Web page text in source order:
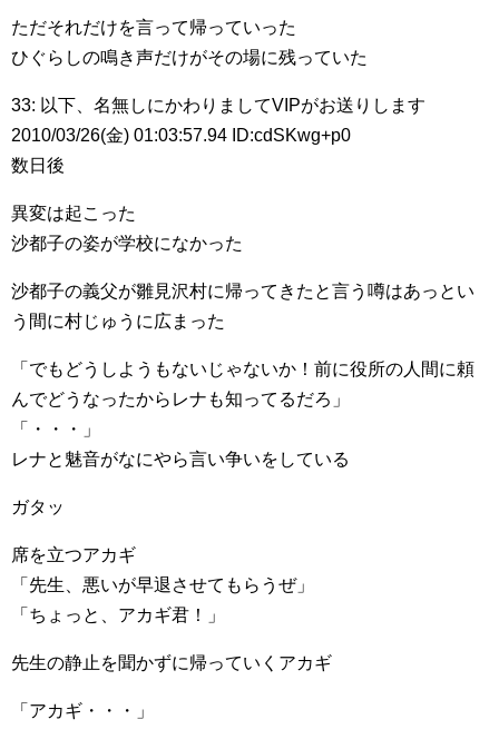
ただそれだけを言って帰っていった
ひぐらしの鳴き声だけがその場に残っていた
33: 以下、名無しにかわりましてVIPがお送りします
2010/03/26(金) 01:03:57.94 ID:cdSKwg+p0
数日後
異変は起こった
沙都子の姿が学校になかった
沙都子の義父が雛見沢村に帰ってきたと言う噂はあっとい
う間に村じゅうに広まった
「でもどうしようもないじゃないか！前に役所の人間に頼
んでどうなったからレナも知ってるだろ」
「・・・」
レナと魅音がなにやら言い争いをしている
ガタッ
席を立つアカギ
「先生、悪いが早退させてもらうぜ」
「ちょっと、アカギ君！」
先生の静止を聞かずに帰っていくアカギ
「アカギ・・・」